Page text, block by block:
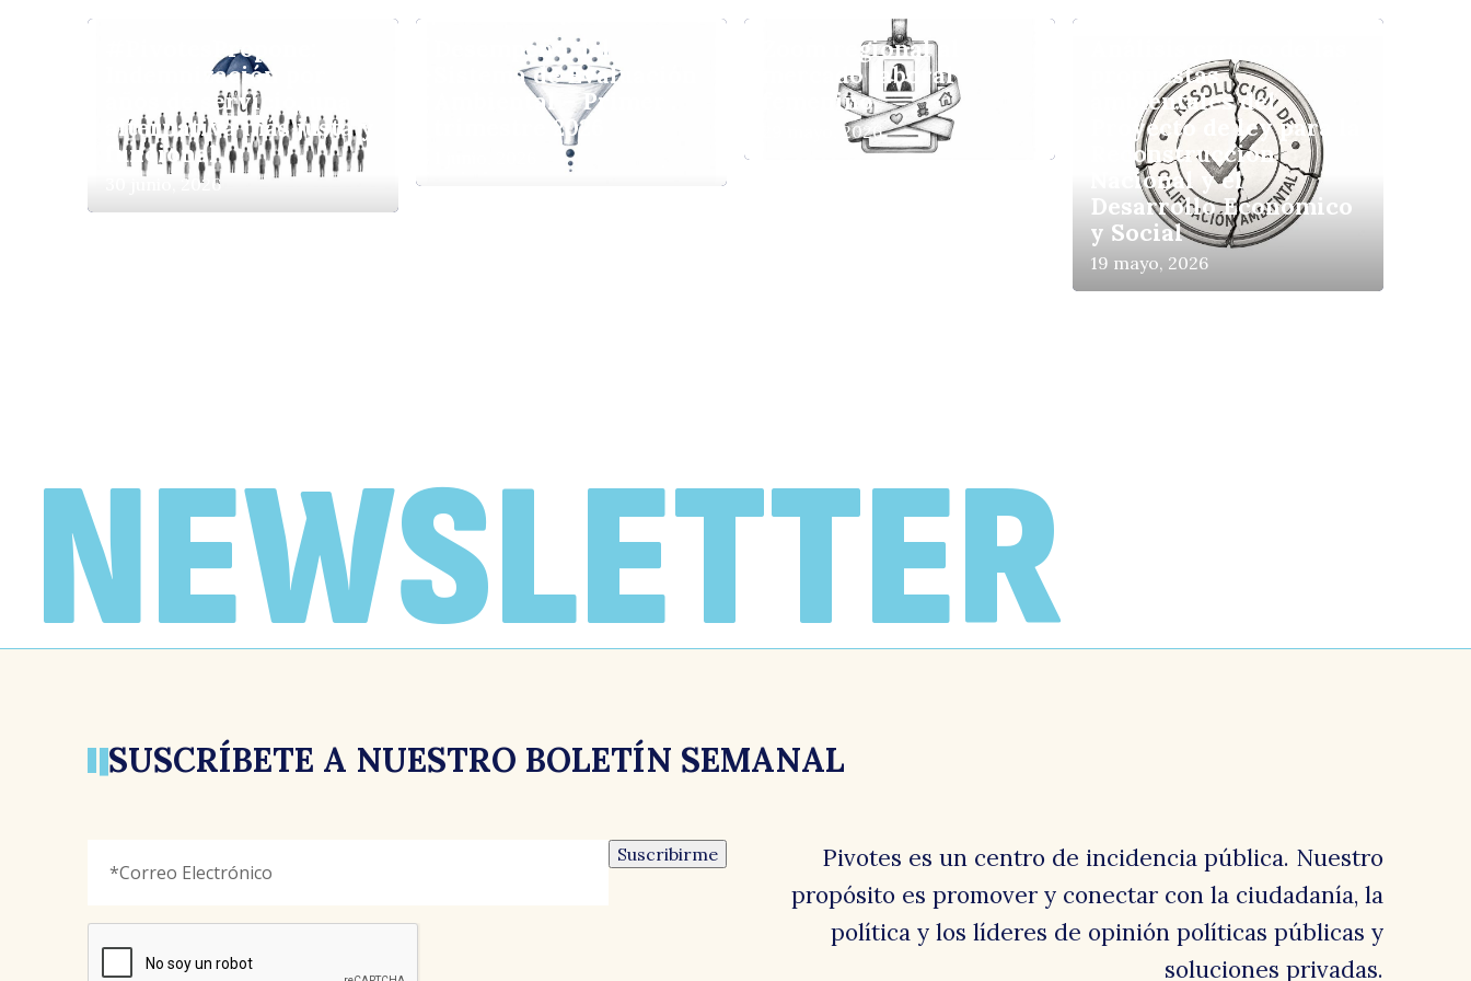
#PivotesPropone:
Indemnización por
años de servicio, una
alternativa más justa y
funcional
30 junio, 2026
Desempeño del
Sistema de Evaluación
Ambiental – Primer
trimestre 2026
Zoom regional al
mercado laboral
femenino
29 mayo, 2026
propuestas
ambientales del
Proyecto de ley para la
Reconstrucción
Nacional y el
Desarrollo Económico
y Social
19 mayo, 2026
NEWSLETTER
SUSCRÍBETE A NUESTRO BOLETÍN SEMANAL
señala
campo
Electrónico *
reCAPTCHA
Suscribirme
Pivotes es un centro de incidencia pública. Nuestro
propósito es promover y conectar con la ciudadanía, la
política y los líderes de opinión políticas públicas y
soluciones privadas.